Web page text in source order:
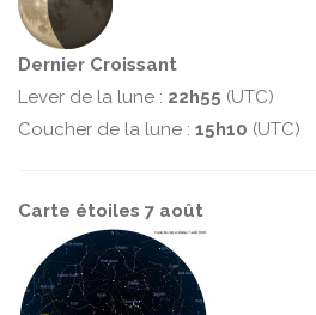
Dernier Croissant
Lever de la lune : 22h55 (UTC)
Coucher de la lune : 15h10 (UTC)
Carte étoiles 7 août